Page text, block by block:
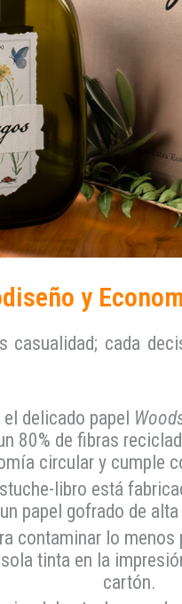
y
casualidad; cada
delicado papel
80% de fibras
circular y cumple
libro está
papel gofrado de
contaminar lo menos
tinta en la
cartón.